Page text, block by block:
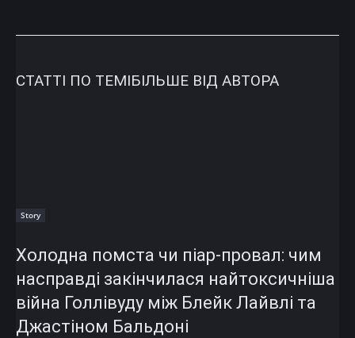
СТАТТІ ПО ТЕМІБІЛЬШЕ ВІД АВТОРА
Story
Холодна помста чи піар-провал: чим
насправді закінчилася найтоксичніша
війна Голлівуду між Блейк Лайвлі та
Джастіном Бальдоні